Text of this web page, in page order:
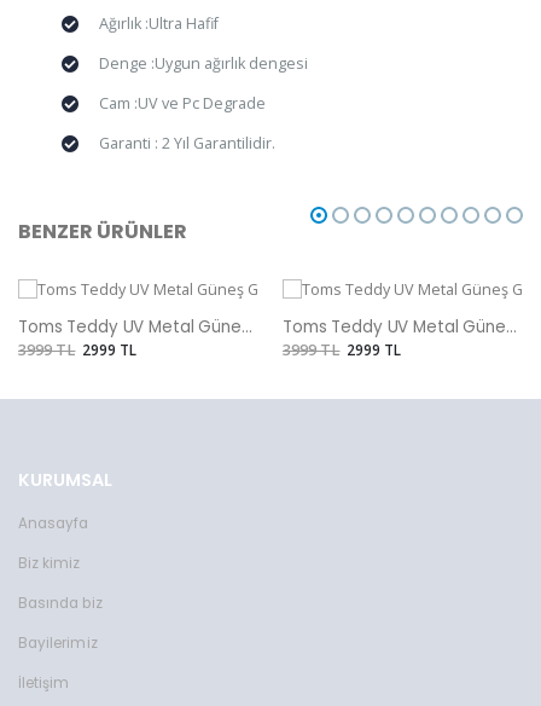
Ağırlık :Ultra Hafif
Denge :Uygun ağırlık dengesi
Cam :UV ve Pc Degrade
Garanti : 2 Yıl Garantilidir.
BENZER ÜRÜNLER
Toms Teddy UV Metal Güneş Gözlüğü
3999 TL 2999 TL
Toms Teddy UV Metal Güneş Gözlüğü
3999 TL 2999 TL
KURUMSAL
Anasayfa
Biz kimiz
Basında biz
Bayilerimiz
İletişim